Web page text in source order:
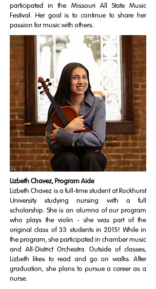
participated in the Missouri All State Music
Festival. Her goal is to continue to share her
passion for music with others.
Lizbeth Chavez, Program Aide
Lizbeth Chavez is a full-time student at Rockhurst
University studying nursing with a full
scholarship. She is an alumna of our program
who plays the violin - she was part of the
original class of 33 students in 2015! While in
the program, she participated in chamber music
and All-District Orchestra. Outside of classes,
Lizbeth likes to read and go on walks. After
graduation, she plans to pursue a career as a
nurse.